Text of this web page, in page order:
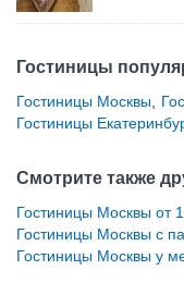
Гостиницы
Гостиницы Москвы
Гостиницы
Смотрите также
Гостиницы Москвы от
Гостиницы Москвы с
Гостиницы Москвы у